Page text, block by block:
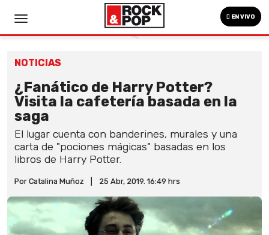
EN VIVO
NOTICIAS
¿Fanático de Harry Potter?
Visita la cafetería basada en la
saga
El lugar cuenta con banderines, murales y una
carta de "pociones mágicas" basadas en los
libros de Harry Potter.
Por Catalina Muñoz 25 Abr, 2019. 16:49 hrs